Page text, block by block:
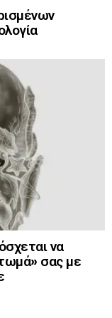
να
σας με